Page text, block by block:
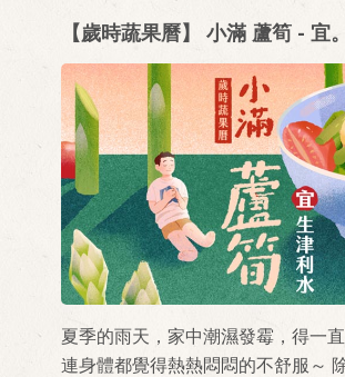
【歲時蔬果曆】 小滿 蘆筍 - 宜
夏季的雨天，家中潮濕發霉，得一
連身體都覺得熱熱悶悶的不舒服～